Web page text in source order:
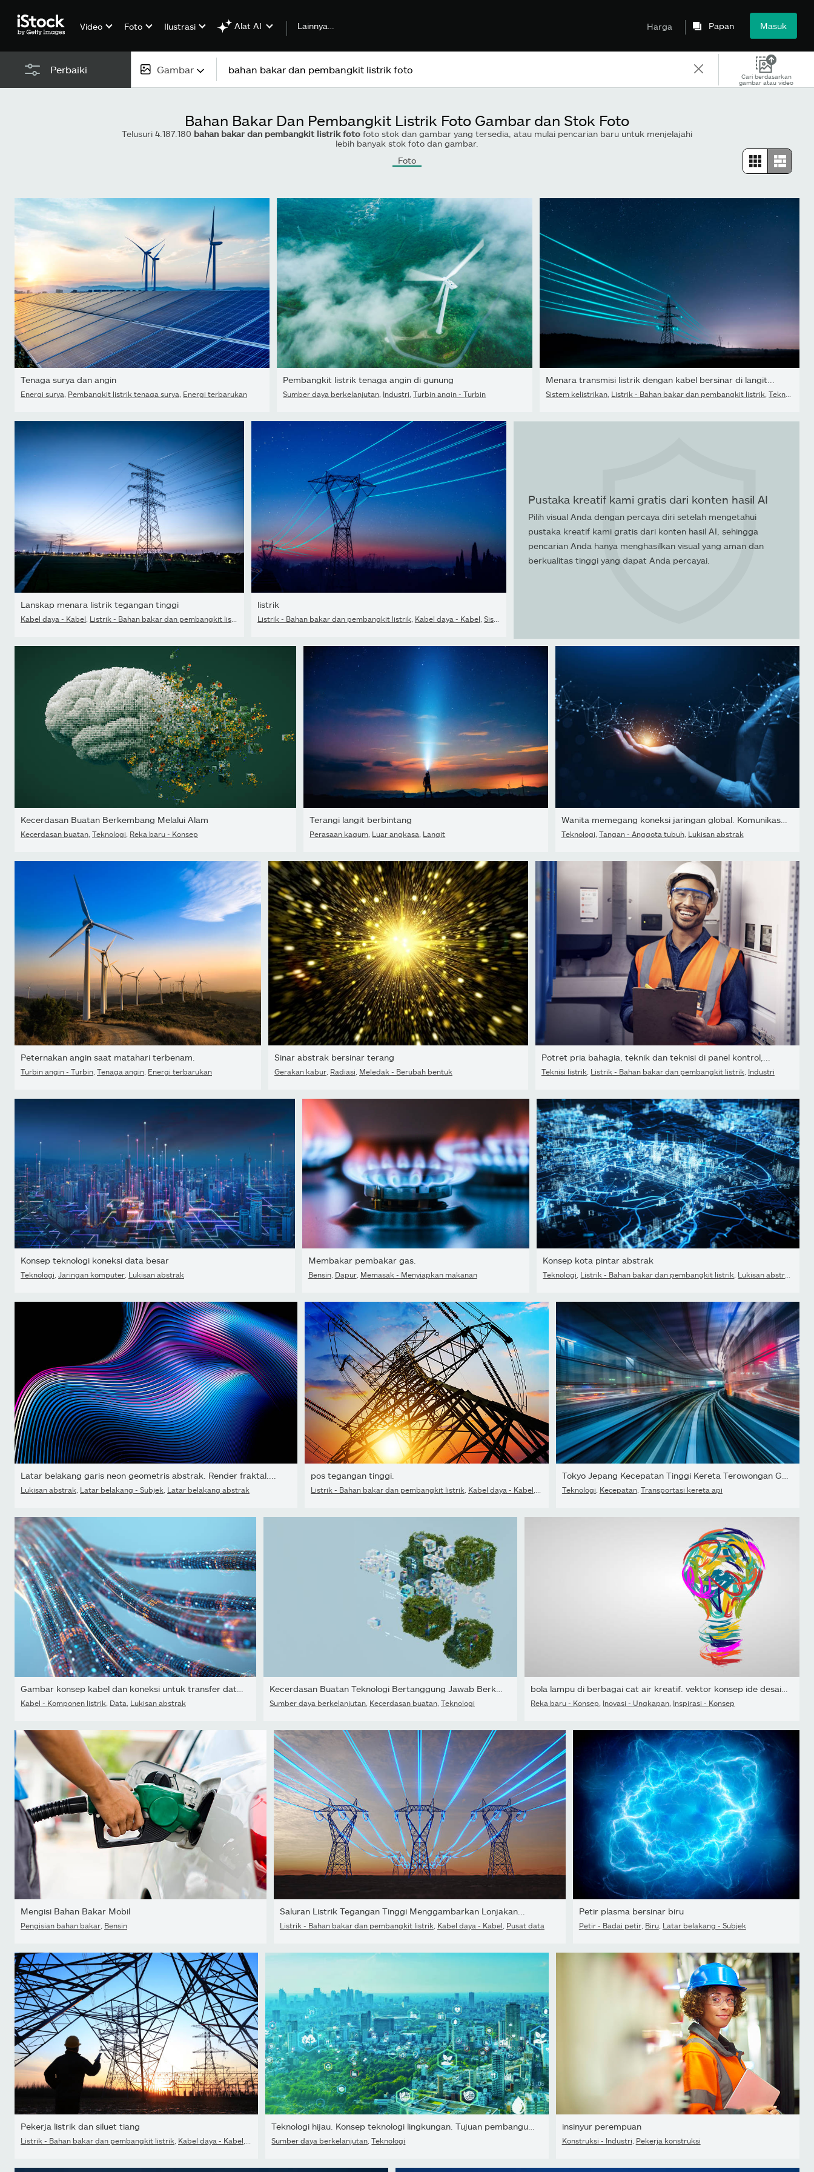
Video Foto Ilustrasi Alat AI Lainnya… Harga Papan Masuk
Perbaiki Gambar
Gambar
Vektor
Video
Cari berdasarkan
gambar atau video
Bahan Bakar Dan Pembangkit Listrik Foto Gambar dan Stok Foto
Telusuri 4.187.180 bahan bakar dan pembangkit listrik foto foto stok dan gambar yang tersedia, atau mulai pencarian baru untuk menjelajahi
lebih banyak stok foto dan gambar.
Foto
Tenaga surya dan angin
Energi surya Pembangkit listrik tenaga surya Energi terbarukan
Pembangkit listrik tenaga angin di gunung
Sumber daya berkelanjutan Industri ,Turbin angin - Turbin
Menara transmisi listrik dengan kabel bersinar di langit...
Sistem kelistrikan Listrik - Bahan bakar dan pembangkit listrik ,Teknologi
Lanskap menara listrik tegangan tinggi
Kabel daya - Kabel Listrik - Bahan bakar dan pembangkit listrik Kabel daya - Kabel
listrik
Listrik - Bahan bakar dan pembangkit listrik Kabel daya - Kabel Sistem kelistrikan
Pustaka kreatif kami gratis dari konten hasil AI
Pilih visual Anda dengan percaya diri setelah mengetahui
pustaka kreatif kami gratis dari konten hasil AI, sehingga
pencarian Anda hanya menghasilkan visual yang aman dan
berkualitas tinggi yang dapat Anda percayai.
Kecerdasan Buatan Berkembang Melalui Alam
Kecerdasan buatan Teknologi Reka baru - Konsep
Terangi langit berbintang
Perasaan kagum Luar angkasa Langit
Wanita memegang koneksi jaringan global. Komunikasi internet,...
Teknologi Tangan - Anggota tubuh, Lukisan abstrak
Peternakan angin saat matahari terbenam.
Turbin angin - Turbin Tenaga angin Energi terbarukan
Sinar abstrak bersinar terang
Gerakan kabur, Radiasi Meledak - Berubah bentuk
Potret pria bahagia, teknik dan teknisi di panel kontrol,...
Teknisi listrik Listrik - Bahan bakar dan pembangkit listrik Industri
Konsep teknologi koneksi data besar
Teknologi Jaringan komputer Lukisan abstrak
Membakar pembakar gas.
Bensin, Dapur, Memasak - Menyiapkan makanan
Konsep kota pintar abstrak
Teknologi Listrik - Bahan bakar dan pembangkit listrik Lukisan abstrak
Latar belakang garis neon geometris abstrak. Render fraktal....
Lukisan abstrak Latar belakang - Subjek Latar belakang abstrak
pos tegangan tinggi.
Listrik - Bahan bakar dan pembangkit listrik Kabel daya - Kabel Industri
Tokyo Jepang Kecepatan Tinggi Kereta Terowongan Gerak Kabur...
Teknologi Kecepatan, Transportasi kereta api
Kabel - Komponen listrik Data Lukisan abstrak Sumber daya berkelanjutan Kecerdasan buatan ,Teknologi Reka baru - Konsep Inovasi - Ungkapan Inspirasi - Konsep
Mengisi Bahan Bakar Mobil
Pengisian bahan bakar Bensin
Saluran Listrik Tegangan Tinggi Menggambarkan Lonjakan...
Listrik - Bahan bakar dan pembangkit listrik Kabel daya - Kabel Pusat data
Petir plasma bersinar biru
Petir - Badai petir, Biru, Latar belakang - Subjek
Pekerja listrik dan siluet tiang
Listrik - Bahan bakar dan pembangkit listrik Kabel daya - Kabel Keamanan
Teknologi hijau. Konsep teknologi lingkungan. Tujuan pembangunan...
Sumber daya berkelanjutan ,Teknologi
insinyur perempuan
Konstruksi - Industri Pekerja konstruksi